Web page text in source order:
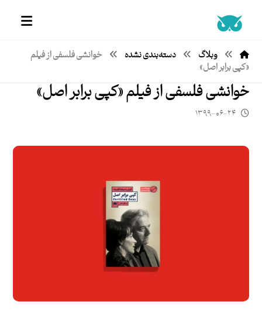
وبلاگ دسته‌بندی نشده
خوانشی فلسفی از فیلم
«کپی برابر اصل»
خوانشی فلسفی از فیلم «کپی برابر اصل»
۱۳۹۹-۰۶-۲۴